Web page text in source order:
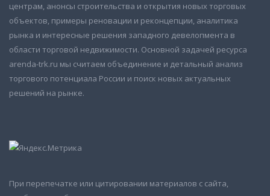
центрам, анонсы строительства и открытия новых торговых
объектов, примеры реновации и реконцепции, аналитика
рынка и интересные решения западного девелопмента в
области торговой недвижимости. Основной задачей ресурса
arenda-trk.ru мы считаем объединение и детальный анализ
торгового потенциала России и поиск новых актуальных
решений на рынке.
При перепечатке или цитировании материалов с сайта,